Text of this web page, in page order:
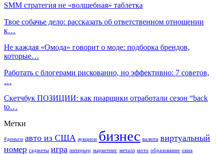
SMM стратегия не «волшебная» таблетка
Твое собачье дело: рассказать об ответственном отношении
к…
Не каждая «Омода» говорит о моде: подборка брендов,
которые…
Работать с блогерами рискованно, но эффективно: 7 советов,
…
Скетчбук ПОЗИЦИИ: как пиарщики отработали сезон “back
to…
Метки
#деньги авто из США аукцион бизнес валюта виртуальный
номер гаджеты игра интерьер маркетинг металл мото образование окна